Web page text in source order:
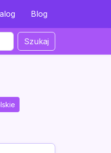
Blog
Szukaj